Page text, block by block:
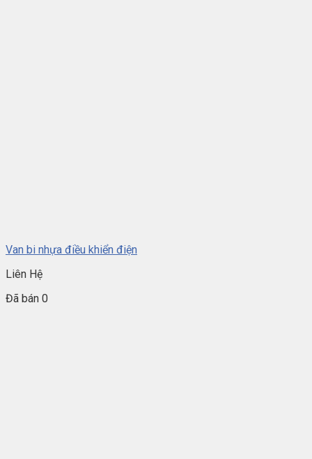
Van bi nhựa điều khiển điện
Liên Hệ
Đã bán 0